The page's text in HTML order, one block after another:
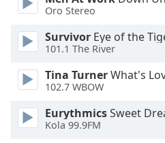
window.
Oro Stereo
Survivor Eye of the
101.1 The River
Tina TurnerWhat's
102.7 WBOW
EurythmicsSweet
Kola 99.9FM